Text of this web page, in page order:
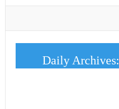
Daily Archives: